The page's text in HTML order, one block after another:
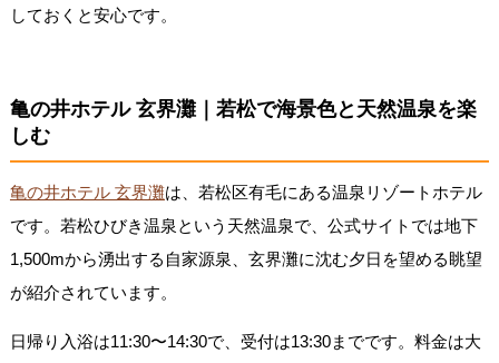
しておくと安心です。
亀の井ホテル 玄界灘｜若松で海景色と天然温泉を楽
しむ
亀の井ホテル 玄界灘は、若松区有毛にある温泉リゾートホテル
です。若松ひびき温泉という天然温泉で、公式サイトでは地下
1,500mから湧出する自家源泉、玄界灘に沈む夕日を望める眺望
が紹介されています。
日帰り入浴は11:30〜14:30で、受付は13:30までです。料金は大